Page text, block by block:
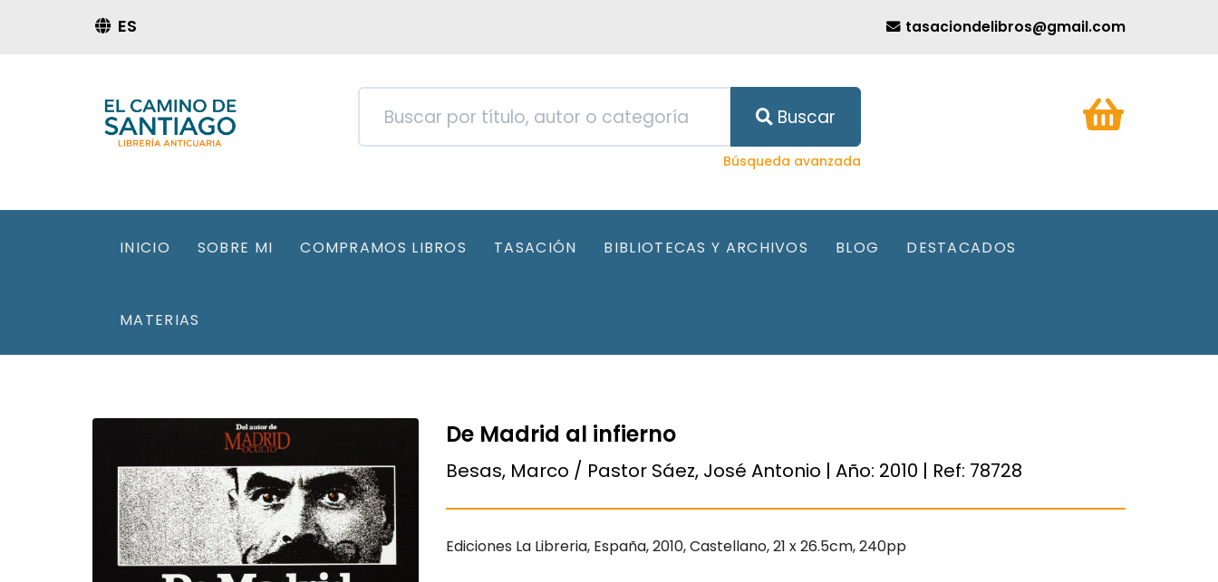
ES tasaciondelibros@gmail.com
Buscar
Búsqueda avanzada
INICIO SOBRE MI COMPRAMOS LIBROS TASACIÓN BIBLIOTECAS Y ARCHIVOS BLOG DESTACADOS
MATERIAS
De Madrid al infierno
Besas, Marco / Pastor Sáez, José Antonio | Año: 2010 | Ref: 78728
Ediciones La Libreria, España, 2010, Castellano, 21 x 26.5cm, 240pp